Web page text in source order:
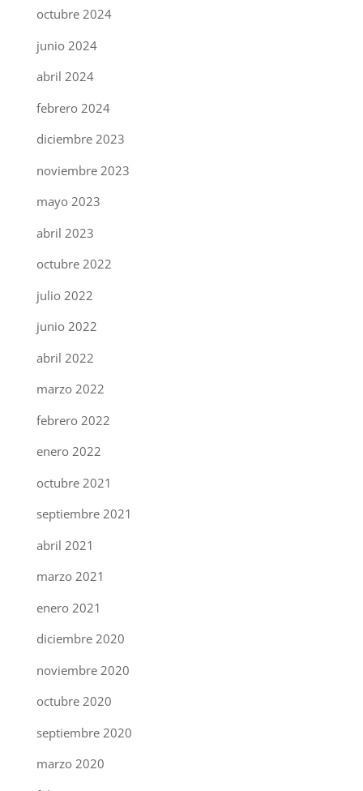
octubre 2024
junio 2024
abril 2024
febrero 2024
diciembre 2023
noviembre 2023
mayo 2023
abril 2023
octubre 2022
julio 2022
junio 2022
abril 2022
marzo 2022
febrero 2022
enero 2022
octubre 2021
septiembre 2021
abril 2021
marzo 2021
enero 2021
diciembre 2020
noviembre 2020
octubre 2020
septiembre 2020
marzo 2020